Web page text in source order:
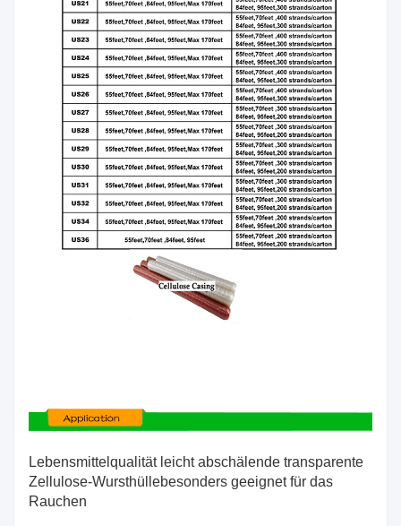
Lebensmittelqualität leicht abschälende transparente
Zellulose-Wursthüllebesonders geeignet für das
Rauchen